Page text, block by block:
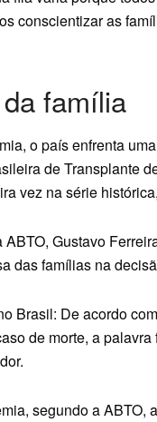
conscientizar as
família
o país enfrenta
de Transplante
vez na série
ABTO, Gustavo
das famílias na
Brasil: De acordo
de morte, a
segundo a ABTO,